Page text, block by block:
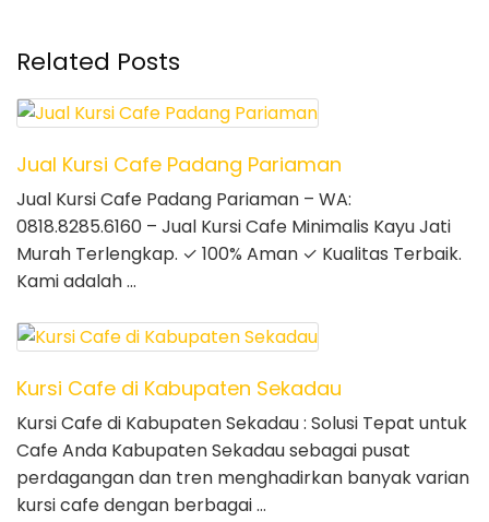
Related Posts
Jual Kursi Cafe Padang Pariaman
Jual Kursi Cafe Padang Pariaman – WA:
0818.8285.6160 – Jual Kursi Cafe Minimalis Kayu Jati
Murah Terlengkap. ✓ 100% Aman ✓ Kualitas Terbaik.
Kami adalah …
Kursi Cafe di Kabupaten Sekadau
Kursi Cafe di Kabupaten Sekadau : Solusi Tepat untuk
Cafe Anda Kabupaten Sekadau sebagai pusat
perdagangan dan tren menghadirkan banyak varian
kursi cafe dengan berbagai …